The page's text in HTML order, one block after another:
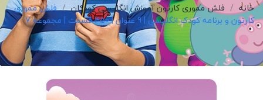
خانه فلش مموری کارتون آموزش انگلیسی کودکان
فلش مموری
کارتون و برنامه کودک انگلیسی | 9 عنوان | 450 قسمت | مجموعه 7